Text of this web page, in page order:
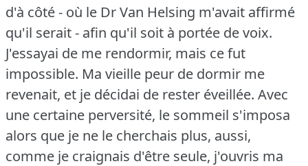
d'à côté - où le Dr Van Helsing m'avait affirmé
qu'il serait - afin qu'il soit à portée de voix.
J'essayai de me rendormir, mais ce fut
impossible. Ma vieille peur de dormir me
revenait, et je décidai de rester éveillée. Avec
une certaine perversité, le sommeil s'imposa
alors que je ne le cherchais plus, aussi,
comme je craignais d'être seule, j'ouvris ma